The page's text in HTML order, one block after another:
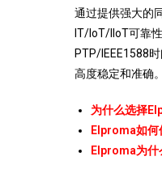
通过提供强大的
IT/IoT/IIoT可靠性
PTP/IEEE1588
高度稳定和准确。
为什么选择
Elproma如何
Elproma为什